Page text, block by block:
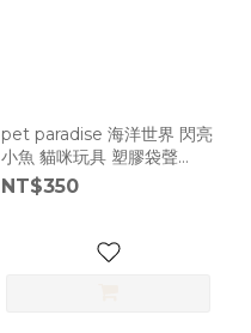
pet paradise 海洋世界 閃亮
小魚 貓咪玩具 塑膠袋聲
[T5356]
NT$350